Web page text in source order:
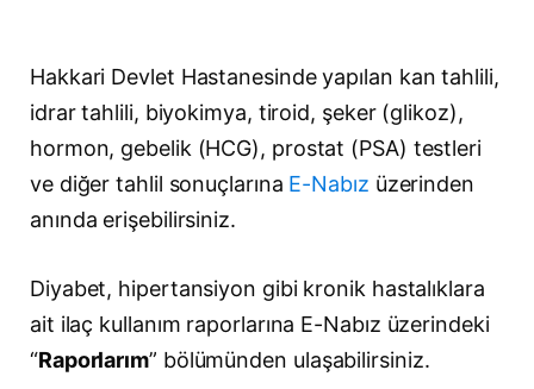
Hakkari Devlet Hastanesinde yapılan kan tahlili,
idrar tahlili, biyokimya, tiroid, şeker (glikoz),
hormon, gebelik (HCG), prostat (PSA) testleri
ve diğer tahlil sonuçlarına E-Nabız üzerinden
anında erişebilirsiniz.
Diyabet, hipertansiyon gibi kronik hastalıklara
ait ilaç kullanım raporlarına E-Nabız üzerindeki
“Raporlarım” bölümünden ulaşabilirsiniz.